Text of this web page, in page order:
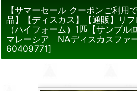
【サマーセール クーポンご利用
品】【ディスカス】【通販】リ
（ハイフォーム）1匹【サンプル
マレーシア NAディスカスファ
60409771]